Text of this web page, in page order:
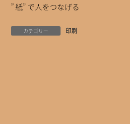
” 紙” で人をつなげる
カテゴリー 印刷